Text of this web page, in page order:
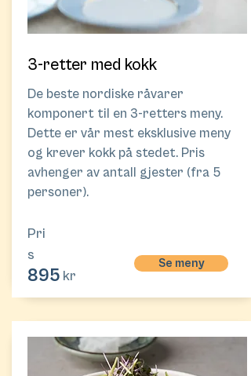
3-retter med kokk
De beste nordiske råvarer
komponert til en 3-retters meny.
Dette er vår mest eksklusive meny
og krever kokk på stedet. Pris
avhenger av antall gjester (fra 5
personer).
Pri
s
kr
895
Se meny